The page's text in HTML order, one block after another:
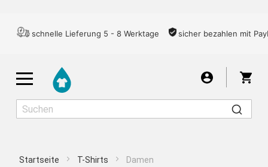
schnelle Lieferung 5 - 8 Werktage sicher bezahlen mit
Startseite T-Shirts Damen